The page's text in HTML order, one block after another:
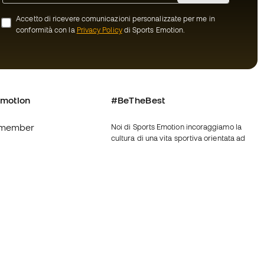
Accetto di ricevere comunicazioni personalizzate per me in
conformità con la Privacy Policydi Sports Emotion.
#BeTheBest
Noi di Sports Emotion incoraggiamo la
cultura di una vita sportiva orientata ad